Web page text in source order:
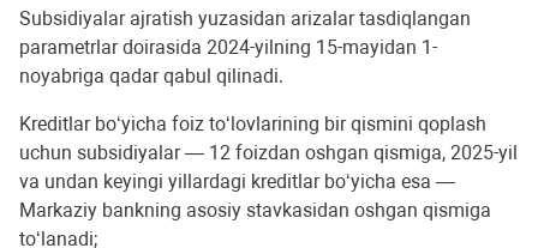
Subsidiyalar ajratish yuzasidan arizalar tasdiqlangan
parametrlar doirasida 2024-yilning 15-mayidan 1-
noyabriga qadar qabul qilinadi.
Kreditlar bo‘yicha foiz to‘lovlarining bir qismini qoplash
uchun subsidiyalar — 12 foizdan oshgan qismiga, 2025-yil
va undan keyingi yillardagi kreditlar bo‘yicha esa —
Markaziy bankning asosiy stavkasidan oshgan qismiga
to‘lanadi;